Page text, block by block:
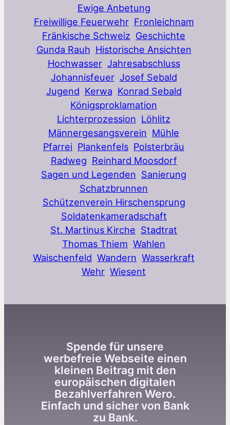
Ewige Anbetung
Freiwillige Feuerwehr Fronleichnam
Fränkische Schweiz Geschichte
Gunda Rauh Historische Ansichten
Hochwasser Jahresabschluss
Johannisfeuer Josef Sebald
Jugend Kerwa Konrad Sebald
Königsproklamation
Lichterprozession Löhlitz
Männergesangsverein Mühle
Pfarrei Plankenfels Polsterbräu
Radweg Reinhard Moosdorf
Sagen und Legenden Sanierung
Schatzbrunnen
Schützenverein Hirschensprung
Soldatenkameradschaft
St. Martinus Kirche Stadtrat
Thomas Thiem Wahlen
Waischenfeld Wandern Wasserkraft
Wehr Wiesent
Spende für unsere
werbefreie Webseite einen
kleinen Beitrag mit den
europäischen digitalen
Bezahlverfahren Wero.
Einfach und sicher von Bank
zu Bank.